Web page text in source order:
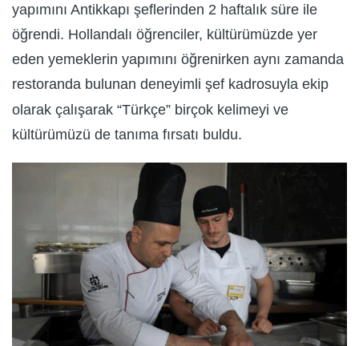
yapımını Antikkapı şeflerinden 2 haftalık süre ile
öğrendi. Hollandalı öğrenciler, kültürümüzde yer
eden yemeklerin yapımını öğrenirken aynı zamanda
restoranda bulunan deneyimli şef kadrosuyla ekip
olarak çalışarak “Türkçe” birçok kelimeyi ve
kültürümüzü de tanıma fırsatı buldu.